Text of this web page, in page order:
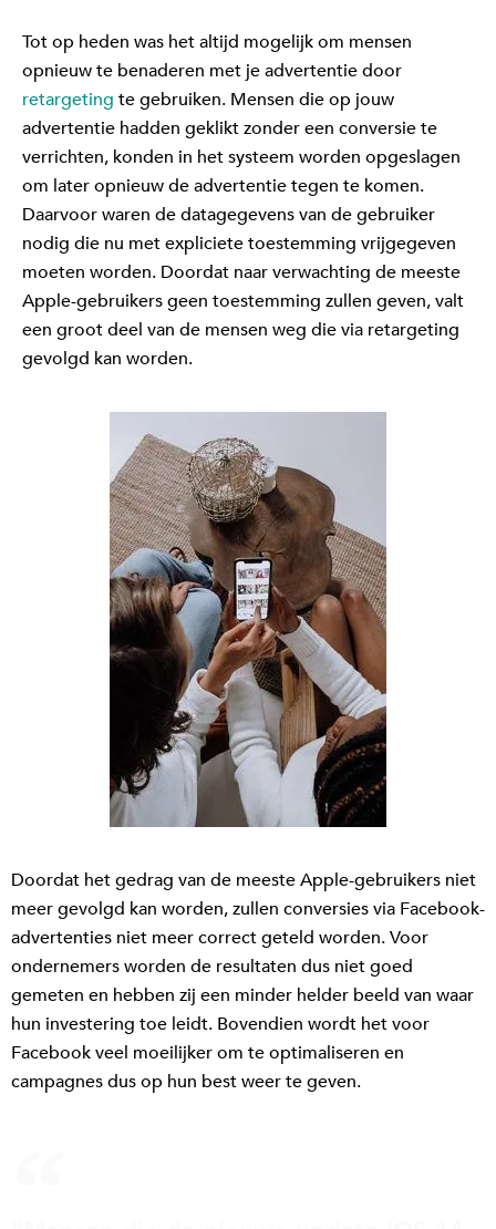
Tot op heden was het altijd mogelijk om mensen
opnieuw te benaderen met je advertentie door
retargeting te gebruiken. Mensen die op jouw
advertentie hadden geklikt zonder een conversie te
verrichten, konden in het systeem worden opgeslagen
om later opnieuw de advertentie tegen te komen.
Daarvoor waren de datagegevens van de gebruiker
nodig die nu met expliciete toestemming vrijgegeven
moeten worden. Doordat naar verwachting de meeste
Apple-gebruikers geen toestemming zullen geven, valt
een groot deel van de mensen weg die via retargeting
gevolgd kan worden.
Doordat het gedrag van de meeste Apple-gebruikers niet
meer gevolgd kan worden, zullen conversies via Facebook-
advertenties niet meer correct geteld worden. Voor
ondernemers worden de resultaten dus niet goed
gemeten en hebben zij een minder helder beeld van waar
hun investering toe leidt. Bovendien wordt het voor
Facebook veel moeilijker om te optimaliseren en
campagnes dus op hun best weer te geven.